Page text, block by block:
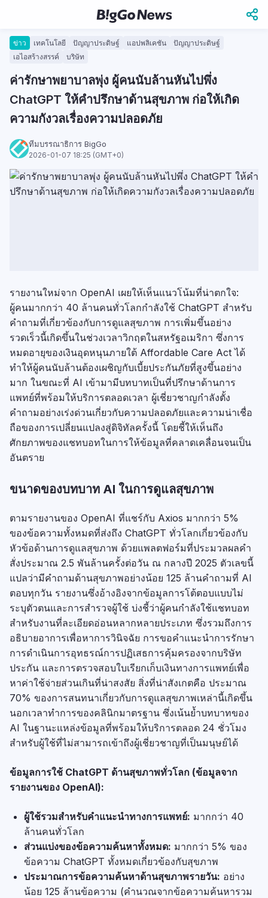
ข่าว เทคโนโลยี ปัญญาประดิษฐ์ แอปพลิเคชัน
ปัญญาประดิษฐ์
เอไอสร้างสรรค์
บริษัท
ค่ารักษาพยาบาลพุ่ง ผู้คนนับล้านหันไปพึ่ง
ChatGPT ให้คำปรึกษาด้านสุขภาพ ก่อให้เกิด
ความกังวลเรื่องความปลอดภัย
ทีมบรรณาธิการ BigGo
2026-01-07 18:25 (GMT+0)
รายงานใหม่จาก OpenAI เผยให้เห็นแนวโน้มที่น่าตกใจ:
ผู้คนมากกว่า 40 ล้านคนทั่วโลกกำลังใช้ ChatGPT สำหรับ
คำถามที่เกี่ยวข้องกับการดูแลสุขภาพ การเพิ่มขึ้นอย่าง
รวดเร็วนี้เกิดขึ้นในช่วงเวลาวิกฤตในสหรัฐอเมริกา ซึ่งการ
หมดอายุของเงินอุดหนุนภายใต้ Affordable Care Act ได้
ทำให้ผู้คนนับล้านต้องเผชิญกับเบี้ยประกันภัยที่สูงขึ้นอย่าง
มาก ในขณะที่ AI เข้ามามีบทบาทเป็นที่ปรึกษาด้านการ
แพทย์ที่พร้อมให้บริการตลอดเวลา ผู้เชี่ยวชาญกำลังตั้ง
คำถามอย่างเร่งด่วนเกี่ยวกับความปลอดภัยและความน่าเชื่อ
ถือของการเปลี่ยนแปลงสู่ดิจิทัลครั้งนี้ โดยชี้ให้เห็นถึง
ศักยภาพของแชทบอทในการให้ข้อมูลที่คลาดเคลื่อนจนเป็น
อันตราย
ขนาดของบทบาท AI ในการดูแลสุขภาพ
ตามรายงานของ OpenAI ที่แชร์กับ Axios มากกว่า 5%
ของข้อความทั้งหมดที่ส่งถึง ChatGPT ทั่วโลกเกี่ยวข้องกับ
หัวข้อด้านการดูแลสุขภาพ ด้วยแพลตฟอร์มที่ประมวลผลคำ
สั่งประมาณ 2.5 พันล้านครั้งต่อวัน ณ กลางปี 2025 ตัวเลขนี้
แปลว่ามีคำถามด้านสุขภาพอย่างน้อย 125 ล้านคำถามที่ AI
ตอบทุกวัน รายงานซึ่งอ้างอิงจากข้อมูลการโต้ตอบแบบไม่
ระบุตัวตนและการสำรวจผู้ใช้ บ่งชี้ว่าผู้คนกำลังใช้แชทบอท
สำหรับงานที่ละเอียดอ่อนหลากหลายประเภท ซึ่งรวมถึงการ
อธิบายอาการเพื่อหาการวินิจฉัย การขอคำแนะนำการรักษา
การดำเนินการอุทธรณ์การปฏิเสธการคุ้มครองจากบริษัท
ประกัน และการตรวจสอบใบเรียกเก็บเงินทางการแพทย์เพื่อ
หาค่าใช้จ่ายส่วนเกินที่น่าสงสัย สิ่งที่น่าสังเกตคือ ประมาณ
70% ของการสนทนาเกี่ยวกับการดูแลสุขภาพเหล่านี้เกิดขึ้น
นอกเวลาทำการของคลินิกมาตรฐาน ซึ่งเน้นย้ำบทบาทของ
AI ในฐานะแหล่งข้อมูลที่พร้อมให้บริการตลอด 24 ชั่วโมง
สำหรับผู้ใช้ที่ไม่สามารถเข้าถึงผู้เชี่ยวชาญที่เป็นมนุษย์ได้
ข้อมูลการใช้ ChatGPT ด้านสุขภาพทั่วโลก (ข้อมูลจาก
รายงานของ OpenAI):
ผู้ใช้รวมสำหรับคำแนะนำทางการแพทย์: มากกว่า 40
ล้านคนทั่วโลก
ส่วนแบ่งของข้อความค้นหาทั้งหมด: มากกว่า 5% ของ
ข้อความ ChatGPT ทั้งหมดเกี่ยวข้องกับสุขภาพ
ประมาณการข้อความค้นหาด้านสุขภาพรายวัน: อย่าง
น้อย 125 ล้านข้อความ (คำนวณจากข้อความค้นหารวม